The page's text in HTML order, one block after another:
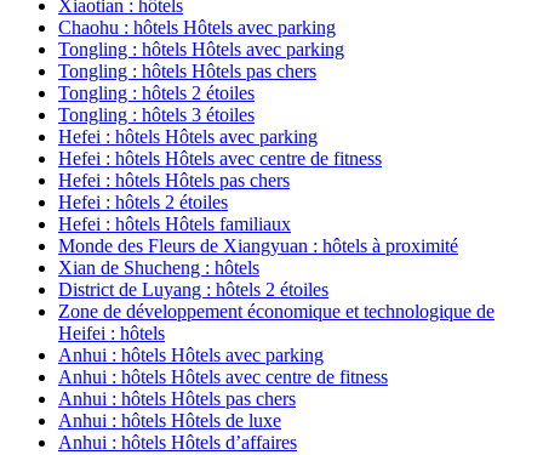
Xiaotian : hôtels
Chaohu : hôtels Hôtels avec parking
Tongling : hôtels Hôtels avec parking
Tongling : hôtels Hôtels pas chers
Tongling : hôtels 2 étoiles
Tongling : hôtels 3 étoiles
Hefei : hôtels Hôtels avec parking
Hefei : hôtels Hôtels avec centre de fitness
Hefei : hôtels Hôtels pas chers
Hefei : hôtels 2 étoiles
Hefei : hôtels Hôtels familiaux
Monde des Fleurs de Xiangyuan : hôtels à proximité
Xian de Shucheng : hôtels
District de Luyang : hôtels 2 étoiles
Zone de développement économique et technologique de
Heifei : hôtels
Anhui : hôtels Hôtels avec parking
Anhui : hôtels Hôtels avec centre de fitness
Anhui : hôtels Hôtels pas chers
Anhui : hôtels Hôtels de luxe
Anhui : hôtels Hôtels d’affaires